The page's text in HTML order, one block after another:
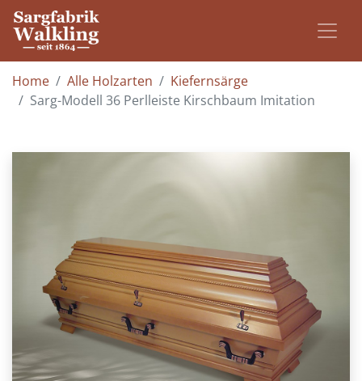
Home Alle Holzarten
Kiefernsärge
Sarg-Modell 36 Perlleiste Kirschbaum Imitation